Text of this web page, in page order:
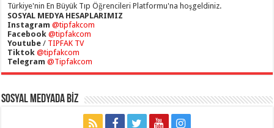
Türkiye'nin En Büyük Tıp Öğrencileri Platformu'na hoşgeldiniz.
SOSYAL MEDYA HESAPLARIMIZ
Instagram @tipfakcom
Facebook @tipfakcom
Youtube / TIPFAK TV
Tiktok @tipfakcom
Telegram @Tipfakcom
SOSYAL MEDYADA BİZ